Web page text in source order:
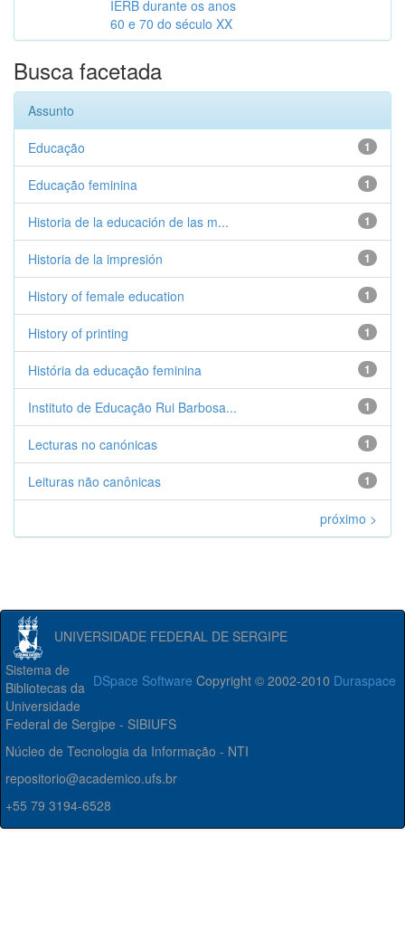
IERB durante os anos
60 e 70 do século XX
Busca facetada
Assunto
1
Educação
1
Educação feminina
1
Historia de la educación de las m...
1
Historia de la impresión
1
History of female education
1
History of printing
1
História da educação feminina
1
Instituto de Educação Rui Barbosa...
1
Lecturas no canónicas
1
Leituras não canônicas
próximo >
UNIVERSIDADE FEDERAL DE SERGIPE
DSpace Software Copyright © 2002-2010 Duraspace
Sistema de
Bibliotecas da
Universidade
Federal de Sergipe - SIBIUFS
Núcleo de Tecnologia da Informação - NTI
repositorio@academico.ufs.br
+55 79 3194-6528